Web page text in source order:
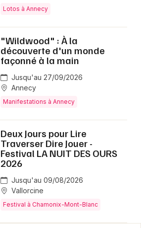
Lotos à Annecy
"Wildwood" : À la
découverte d'un monde
façonné à la main
Jusqu'au 27/09/2026
Annecy
Manifestations à Annecy
Deux Jours pour Lire
Traverser Dire Jouer -
Festival LA NUIT DES OURS
2026
Jusqu'au 09/08/2026
Vallorcine
Festival à Chamonix-Mont-Blanc